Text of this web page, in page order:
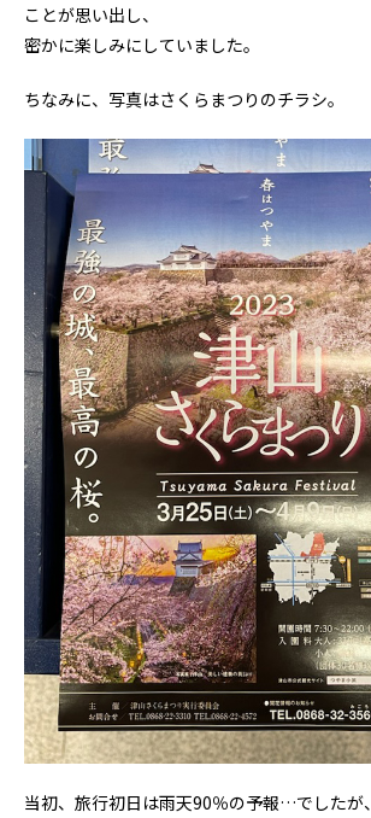
ことが思い出し、
密かに楽しみにしていました。
ちなみに、写真はさくらまつりのチラシ。
当初、旅行初日は雨天90％の予報…でしたが、